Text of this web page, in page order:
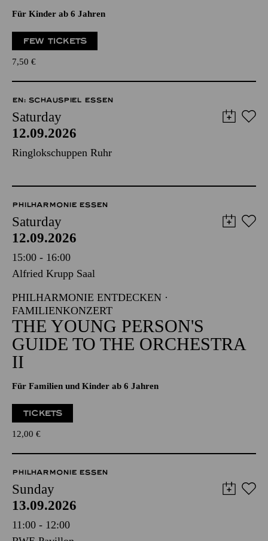
Für Kinder ab 6 Jahren
FEW TICKETS
7,50 €
EN: SCHAUSPIEL ESSEN
Saturday
12.09.2026
Ringlokschuppen Ruhr
PHILHARMONIE ESSEN
Saturday
12.09.2026
15:00 - 16:00
Alfried Krupp Saal
PHILHARMONIE ENTDECKEN ·
FAMILIENKONZERT
THE YOUNG PERSON'S
GUIDE TO THE ORCHESTRA
II
Für Familien und Kinder ab 6 Jahren
TICKETS
12,00 €
PHILHARMONIE ESSEN
Sunday
13.09.2026
11:00 - 12:00